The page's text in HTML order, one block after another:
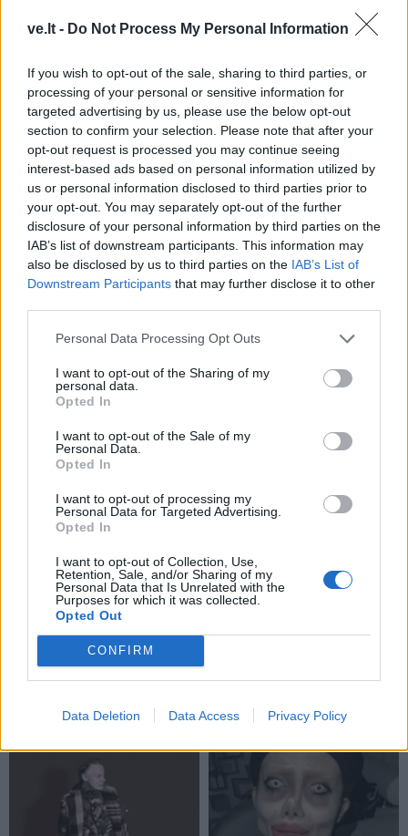
ve.lt - Do Not Process My Personal Information
If you wish to opt-out of the sale, sharing to third parties, or
processing of your personal or sensitive information for
targeted advertising by us, please use the below opt-out
section to confirm your selection. Please note that after your
opt-out request is processed you may continue seeing
interest-based ads based on personal information utilized by
us or personal information disclosed to third parties prior to
your opt-out. You may separately opt-out of the further
disclosure of your personal information by third parties on the
IAB’s list of downstream participants. This information may
also be disclosed by us to third parties on the IAB’s List of
Downstream Participants that may further disclose it to other
Personal Data Processing Opt Outs
I want to opt-out of the Sharing of my
personal data.
Opted In
I want to opt-out of the Sale of my
Personal Data.
Opted In
I want to opt-out of processing my
Personal Data for Targeted Advertising.
Opted In
I want to opt-out of Collection, Use,
Retention, Sale, and/or Sharing of my
Personal Data that Is Unrelated with the
Purposes for which it was collected.
Opted Out
CONFIRM
Data Deletion Data Access Privacy Policy
TAIP PAT SKAITYKITE
Žmonės
Pareigūnams nepavyksta
disponavimu įtariamo
Olego Šurajevo bylos
Žmonės
desperatiškas noras
Žmonės
Po skaudžių išgyvenimų
dėl dingusio augintinio –
žinia iš Ruslano Kirilkino
Žmonės
pasidalijo vaizdeliu iš
lovos: šalia – naujas
mylimasis (1)